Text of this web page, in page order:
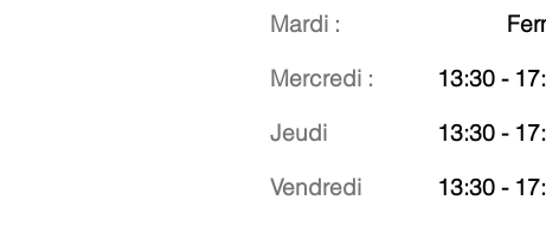
Mardi :
Mercredi :
Jeudi
Vendredi
13:30 -
13:30 -
13:30 -